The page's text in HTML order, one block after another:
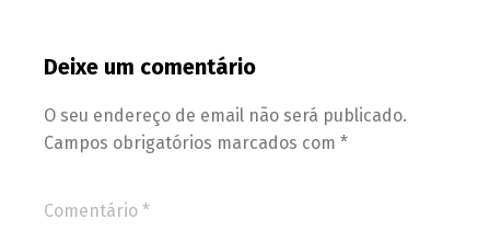
Deixe um comentário
O seu endereço de email não será publicado.
Campos obrigatórios marcados com *